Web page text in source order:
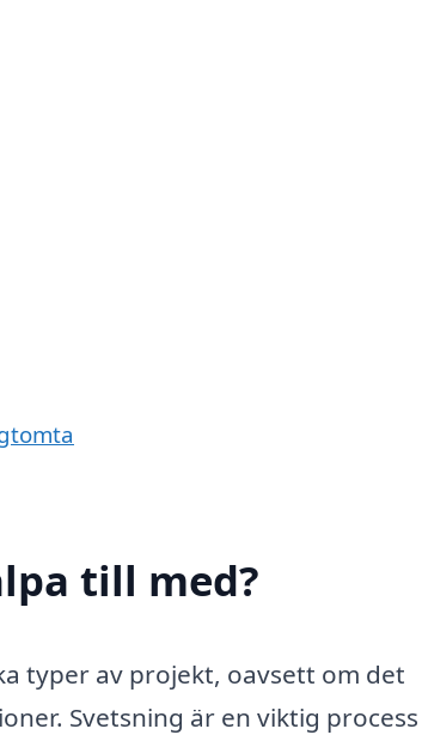
till med?
typer av projekt, oavsett om det
Svetsning är en viktig process